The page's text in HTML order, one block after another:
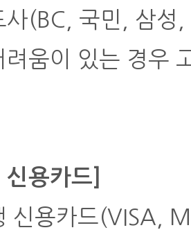
사(BC, 국민, 삼성
려움이 있는 경우
신용카드]
신용카드(VISA,